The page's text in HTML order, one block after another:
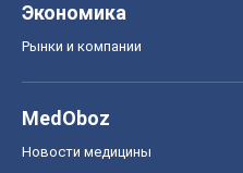
Экономика
Рынки и компании
MedOboz
Новости медицины